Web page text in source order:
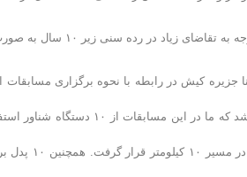
صورت نمادین رقابتی در مسافت ۵۰۰ متر برگزار و جوایزی نیز به آنها اهدا شد.
کیش در رابطه با نحوه برگزاری
در